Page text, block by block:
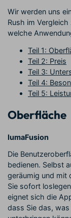
Wir werden uns
Rush im
welche
Teil 1:
Teil 2: Preis
Teil 3:
Teil 4:
Teil 5:
Oberfläche
lumaFusion
Die
bedienen. Selbst
geräumig und mit
Sie sofort
eignet sich die
dass Sie das,